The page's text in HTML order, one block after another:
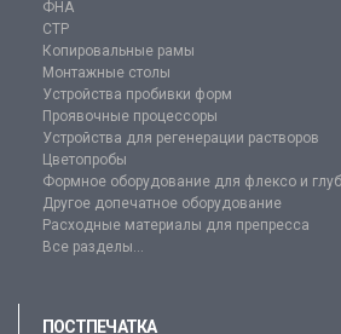
ФНА
CTP
Копировальные рамы
Монтажные столы
Устройства пробивки форм
Проявочные процессоры
Устройства для регенерации растворов
Цветопробы
Формное оборудование для флексо и
Другое допечатное оборудование
Расходные материалы для препресса
Все разделы...
ПОСТПЕЧАТКА